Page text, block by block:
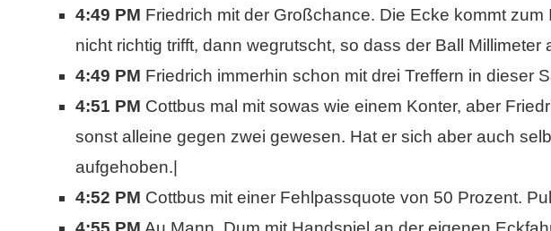
4:49 PM Friedrich mit der Großchance. Die Ecke kommt
nicht richtig trifft, dann wegrutscht, so dass der Ball Millimeter
4:49 PM Friedrich immerhin schon mit drei Treffern in dieser
4:51 PM Cottbus mal mit sowas wie einem Konter, aber
sonst alleine gegen zwei gewesen. Hat er sich aber auch
aufgehoben.|
4:52 PM Cottbus mit einer Fehlpassquote von 50 Prozent.